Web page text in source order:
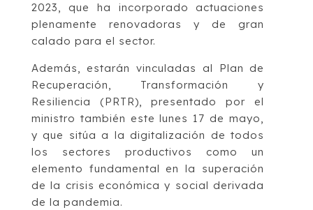
2023, que ha incorporado actuaciones
plenamente renovadoras y de gran
calado para el sector.
Además, estarán vinculadas al Plan de
Recuperación, Transformación y
Resiliencia (PRTR), presentado por el
ministro también este lunes 17 de mayo,
y que sitúa a la digitalización de todos
los sectores productivos como un
elemento fundamental en la superación
de la crisis económica y social derivada
de la pandemia.